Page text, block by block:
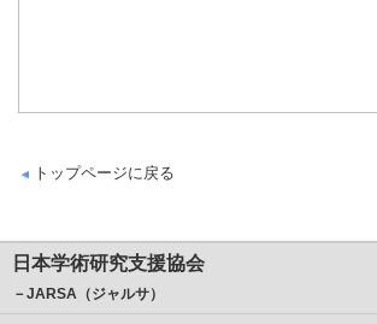
トップページに戻る
日本学術研究支援協会
－JARSA（ジャルサ）